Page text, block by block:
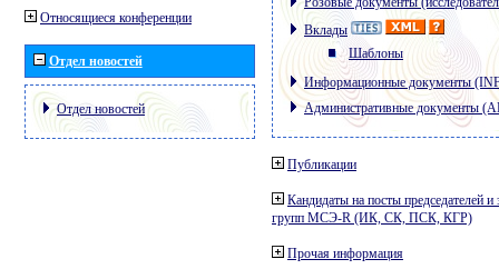
Относящиеся конференции
Отдел новостей
Отдел новостей
Вклады
Шаблоны
Информационные документы
Административные документы
Публикации
Кандидаты на посты председателей и
групп МСЭ-R (ИК, СК, ПСК, КГР)
Прочая информация